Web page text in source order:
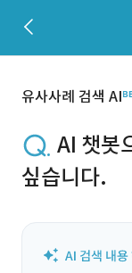
유사사례 검색 AI
AI 챗봇
싶습니다.